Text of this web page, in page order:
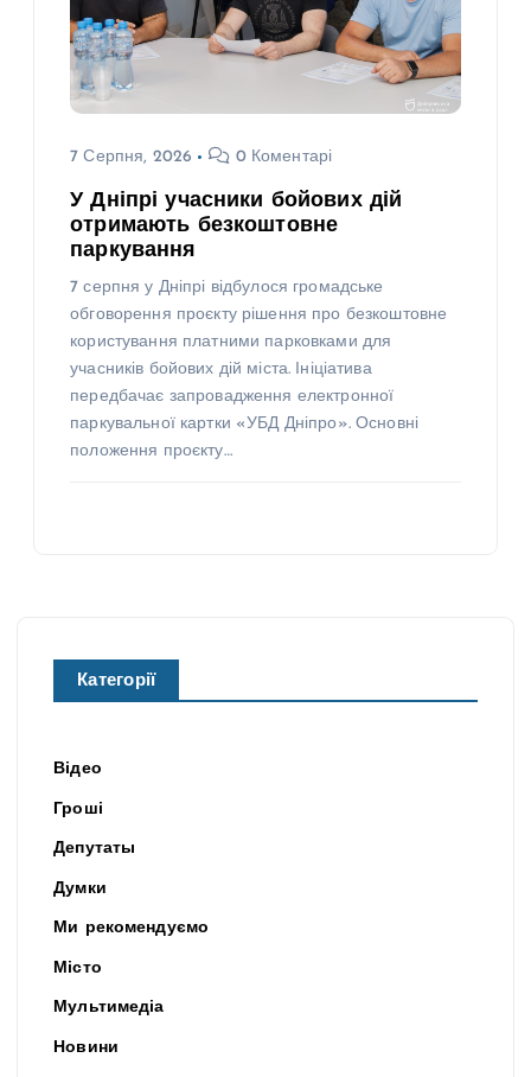
7 Серпня, 2026 0 Коментарі
У Дніпрі учасники бойових дій
отримають безкоштовне
паркування
7 серпня у Дніпрі відбулося громадське
обговорення проєкту рішення про безкоштовне
користування платними парковками для
учасників бойових дій міста. Ініціатива
передбачає запровадження електронної
паркувальної картки «УБД Дніпро». Основні
положення проєкту…
Категорії
Відео
Гроші
Депутаты
Думки
Ми рекомендуємо
Місто
Мультимедіа
Новини